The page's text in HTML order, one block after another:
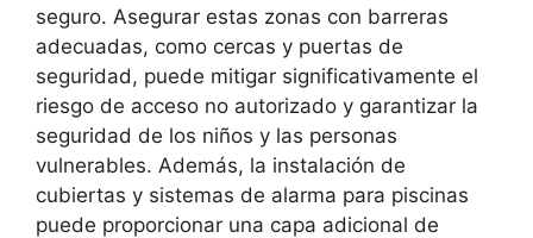
seguro. Asegurar estas zonas con barreras
adecuadas, como cercas y puertas de
seguridad, puede mitigar significativamente el
riesgo de acceso no autorizado y garantizar la
seguridad de los niños y las personas
vulnerables. Además, la instalación de
cubiertas y sistemas de alarma para piscinas
puede proporcionar una capa adicional de